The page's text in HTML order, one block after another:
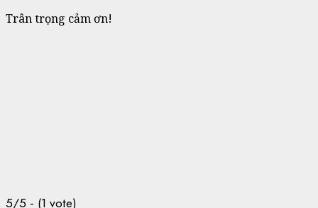
Trân trọng cảm ơn!
5/5 - (1 vote)